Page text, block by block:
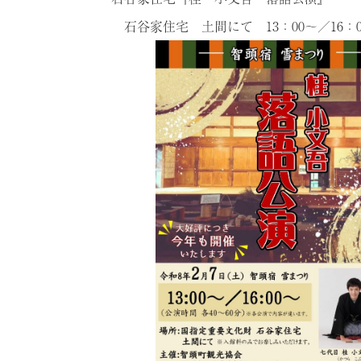
石谷家住宅 土間にて 13：00～／16：